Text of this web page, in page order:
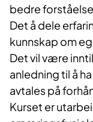
bedre
Det å dele
kunnskap om
Det vil være
anledning til å
avtales på
Kurset er